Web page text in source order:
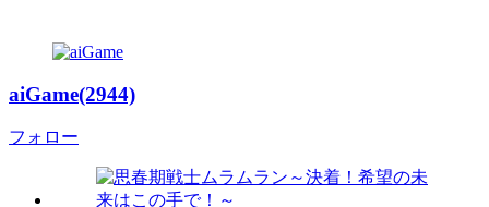
aiGame(2944)
フォロー